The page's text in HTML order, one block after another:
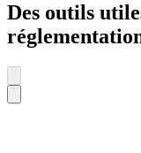
Des outils